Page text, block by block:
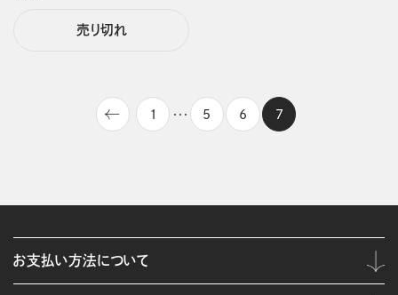
売り切れ
1 ・・・ 5 6 7
お支払い方法について